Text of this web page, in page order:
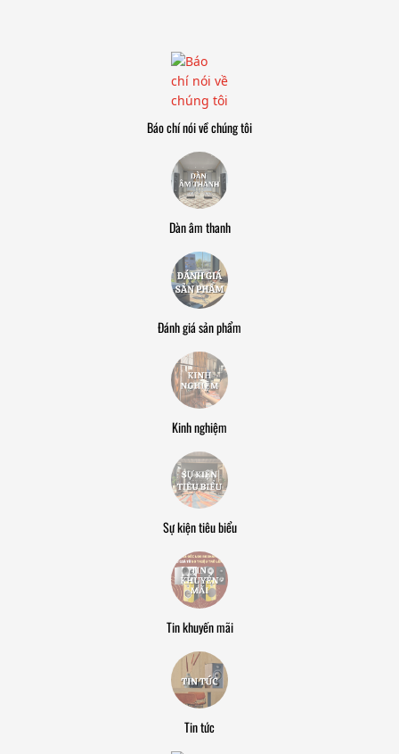
Báo chí nói về chúng tôi
Dàn âm thanh
Đánh giá sản phẩm
Kinh nghiệm
Sự kiện tiêu biểu
Tin khuyến mãi
Tin tức